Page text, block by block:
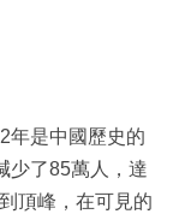
年是中國歷史的
少了85萬人，達
頂峰，在可見的